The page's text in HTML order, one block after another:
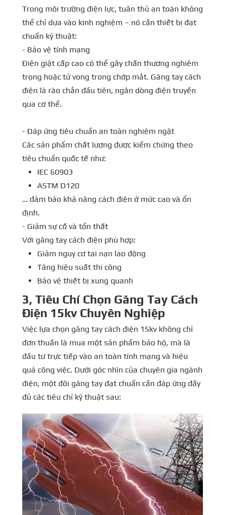
Trong môi trường điện lực, tuân thủ an toàn không
thể chỉ dựa vào kinh nghiệm – nó cần thiết bị đạt
chuẩn kỹ thuật:
- Bảo vệ tính mạng
Điện giật cấp cao có thể gây chấn thương nghiêm
trọng hoặc tử vong trong chớp mắt. Găng tay cách
điện là rào chắn đầu tiên, ngăn dòng điện truyền
qua cơ thể.
- Đáp ứng tiêu chuẩn an toàn nghiêm ngặt
Các sản phẩm chất lượng được kiểm chứng theo
tiêu chuẩn quốc tế như:
IEC 60903
ASTM D120
… đảm bảo khả năng cách điện ở mức cao và ổn
định.
- Giảm sự cố và tổn thất
Với găng tay cách điện phù hợp:
Giảm nguy cơ tai nạn lao động
Tăng hiệu suất thi công
Bảo vệ thiết bị xung quanh
3, Tiêu Chí Chọn Găng Tay Cách
Điện 15kv Chuyên Nghiệp
Việc lựa chọn găng tay cách điện 15kv không chỉ
đơn thuần là mua một sản phẩm bảo hộ, mà là
đầu tư trực tiếp vào an toàn tính mạng và hiệu
quả công việc. Dưới góc nhìn của chuyên gia ngành
điện, một đôi găng tay đạt chuẩn cần đáp ứng đầy
đủ các tiêu chí kỹ thuật sau: